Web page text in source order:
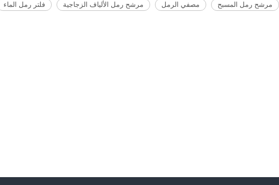
فلتر رمل الماء مرشح رمل الألياف الزجاجية مصفي الرمل مرشح رمل المسبح